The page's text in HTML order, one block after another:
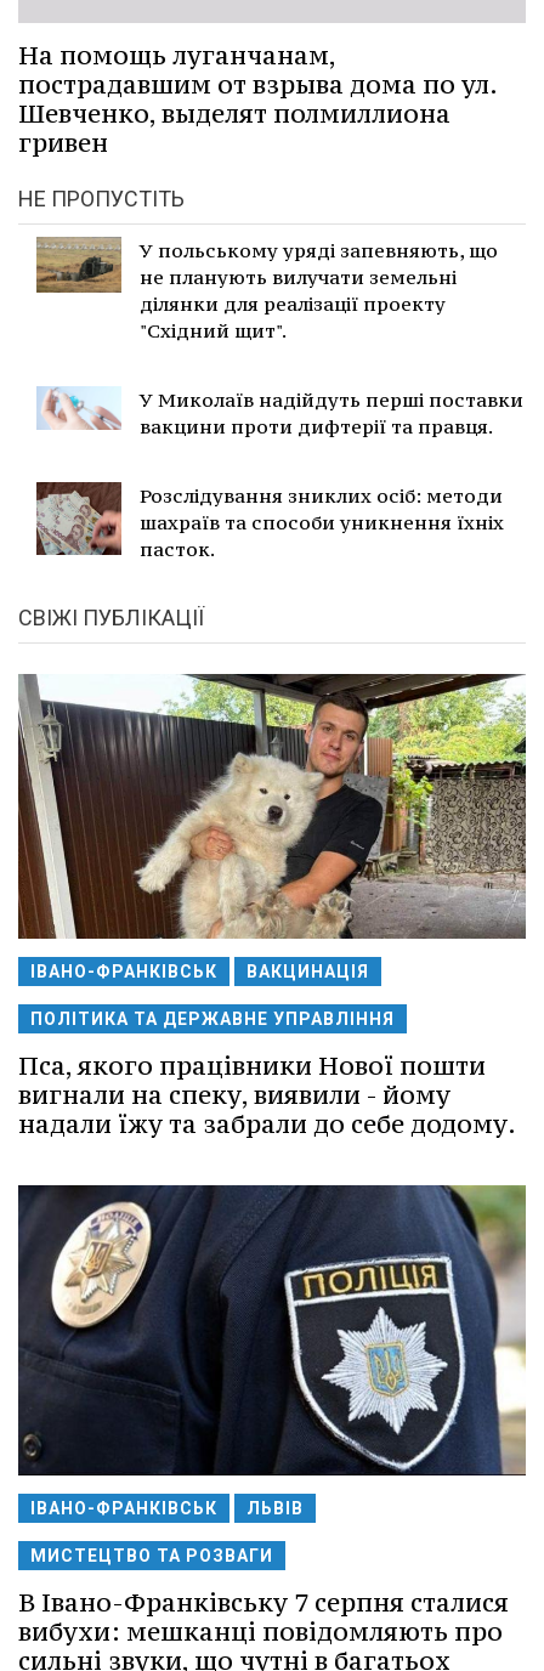
На помощь луганчанам,
пострадавшим от взрыва дома по ул.
Шевченко, выделят полмиллиона
гривен
НЕ ПРОПУСТІТЬ
У польському уряді запевняють, що
не планують вилучати земельні
ділянки для реалізації проекту
"Східний щит".
У Миколаїв надійдуть перші поставки
вакцини проти дифтерії та правця.
Розслідування зниклих осіб: методи
шахраїв та способи уникнення їхніх
пасток.
СВІЖІ ПУБЛІКАЦІЇ
ІВАНО-ФРАНКІВСЬК ВАКЦИНАЦІЯ
ПОЛІТИКА ТА ДЕРЖАВНЕ УПРАВЛІННЯ
Пса, якого працівники Нової пошти
вигнали на спеку, виявили - йому
надали їжу та забрали до себе додому.
ІВАНО-ФРАНКІВСЬК ЛЬВІВ
МИСТЕЦТВО ТА РОЗВАГИ
В Івано-Франківську 7 серпня сталися
вибухи: мешканці повідомляють про
сильні звуки, що чутні в багатьох